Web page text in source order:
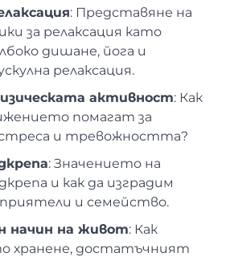
: Представяне на
за релаксация като
дишане, йога и
релаксация.
активност: Как
помагат за
стреса и тревожността?
: Значението на
и как да изградим
приятели и семейство.
начин на живот: Как
хранене, достатъчният